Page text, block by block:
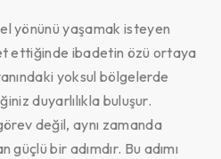
yönünü yaşamak isteyen
ettiğinde ibadetin özü ortaya
yoksul bölgelerde
duyarlılıkla buluşur.
değil, aynı zamanda
bir adımdır. Bu adımı